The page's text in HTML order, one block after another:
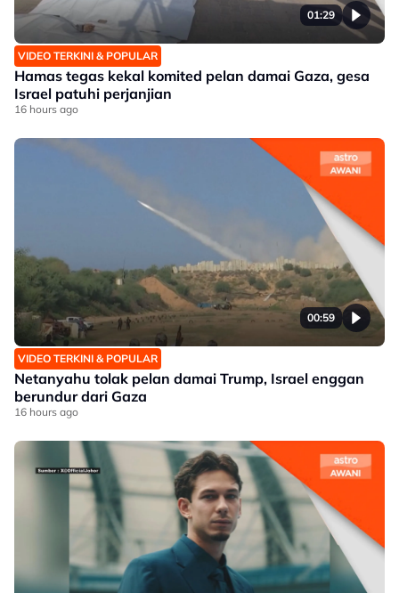
01:29
VIDEO TERKINI & POPULAR
Hamas tegas kekal komited pelan damai Gaza, gesa
Israel patuhi perjanjian
16 hours ago
00:59
VIDEO TERKINI & POPULAR
Netanyahu tolak pelan damai Trump, Israel enggan
berundur dari Gaza
16 hours ago